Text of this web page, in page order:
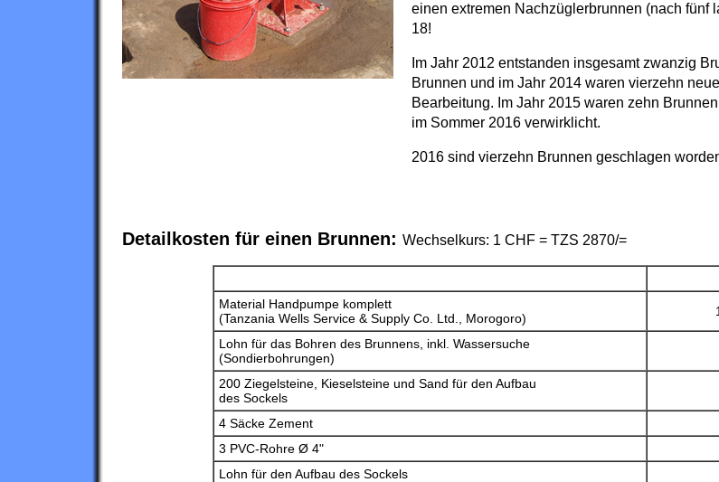
einen extremen Nachzüglerbrunnen (nach fünf
18!
Im Jahr 2012 entstanden insgesamt zwanzig
Brunnen und im Jahr 2014 waren vierzehn
Bearbeitung. Im Jahr 2015 waren zehn
im Sommer 2016 verwirklicht.
2016 sind vierzehn Brunnen geschlagen
Detailkosten für einen Brunnen: Wechselkurs: 1 CHF = TZS 2870/=
Material Handpumpe komplett
(Tanzania Wells Service & Supply Co. Ltd., Morogoro)
Lohn für das Bohren des Brunnens, inkl. Wassersuche
(Sondierbohrungen)
200 Ziegelsteine, Kieselsteine und Sand für den Aufbau
des Sockels
4 Säcke Zement
3 PVC-Rohre Ø 4"
Lohn für den Aufbau des Sockels